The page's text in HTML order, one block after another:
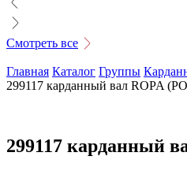
Смотреть все
Главная Каталог Группы
299117 карданный вал ROPA
299117 карданный